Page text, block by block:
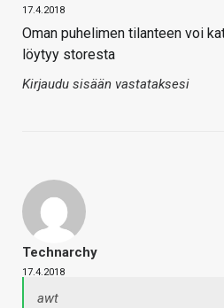
17.4.2018
Oman puhelimen tilanteen voi
löytyy storesta
Kirjaudu sisään vastataksesi
Technarchy
17.4.2018
awt